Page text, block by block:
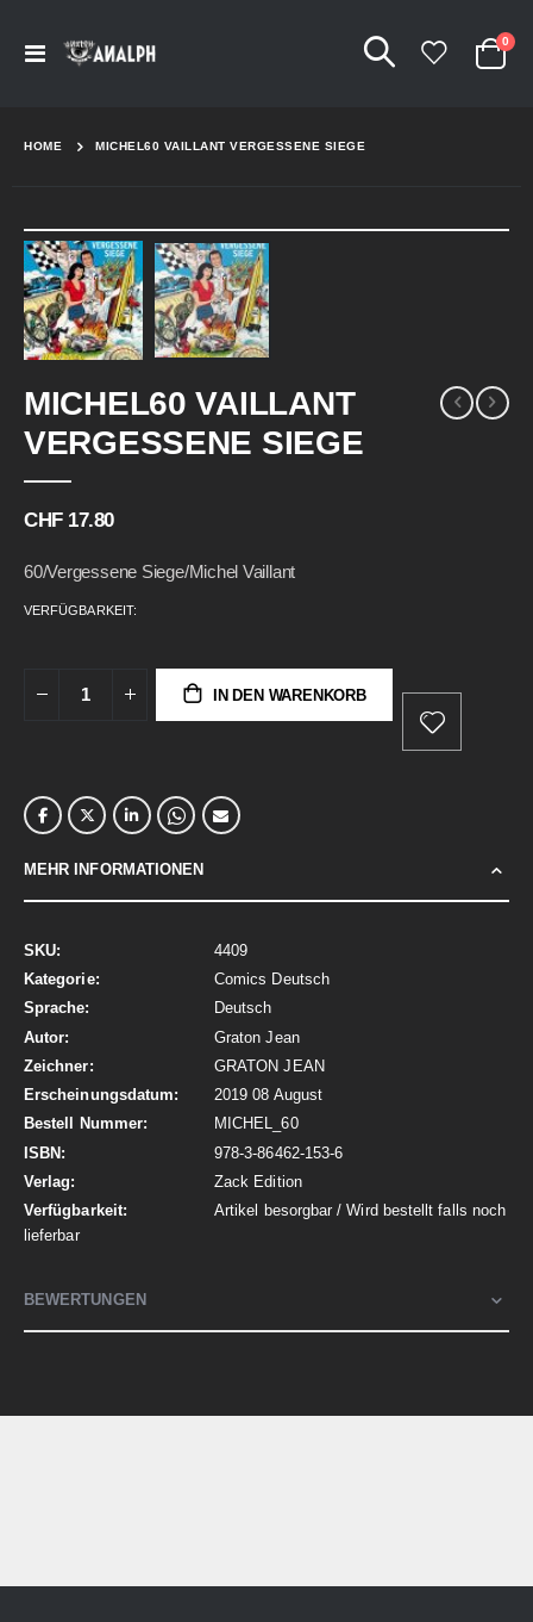
Navigation
Cart
0
HOME MICHEL60 VAILLANT VERGESSENE SIEGE
MICHEL60 VAILLANT
VERGESSENE SIEGE
CHF 17.80
60/Vergessene Siege/Michel Vaillant
VERFÜGBARKEIT:
IN DEN WARENKORB
MEHR INFORMATIONEN
Mehr
Informationen
4409
Comics Deutsch
Deutsch
Graton Jean
GRATON JEAN
2019 08 August
MICHEL_60
978-3-86462-153-6
Zack Edition
Artikel besorgbar / Wird bestellt falls noch
lieferbar
BEWERTUNGEN
Skip
to
the
end
of
the
images
gallery
to
the
beginning
images